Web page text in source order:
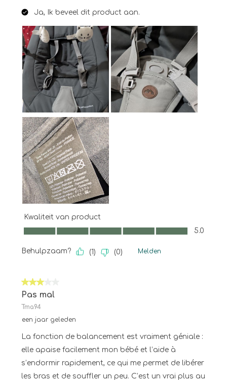
Ja, Ik beveel dit product aan.
Kwaliteit van product
Kwaliteit van product, 5.0 van 5
5.0
Behulpzaam? (1) (0) Melden
3 van 5 sterren.
Pas mal
Tma94
een jaar geleden
La fonction de balancement est vraiment géniale :
elle apaise facilement mon bébé et l’aide à
s’endormir rapidement, ce qui me permet de libérer
les bras et de souffler un peu. C’est un vrai plus au